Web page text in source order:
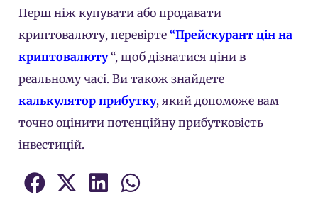
Перш ніж купувати або продавати
криптовалюту, перевірте “Прейскурант цін на
криптовалюту“, щоб дізнатися ціни в
реальному часі. Ви також знайдете
калькулятор прибутку, який допоможе вам
точно оцінити потенційну прибутковість
інвестицій.